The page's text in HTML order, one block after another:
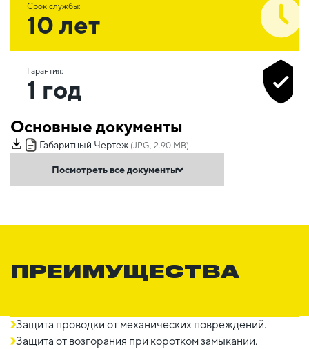
Срок службы:
10 лет
Гарантия:
1 год
Основные документы
Габаритный Чертеж (JPG, 2.90 MB)
Посмотреть все документы
ПРЕИМУЩЕСТВА
Защита проводки от механических повреждений.
Защита от возгорания при коротком замыкании.